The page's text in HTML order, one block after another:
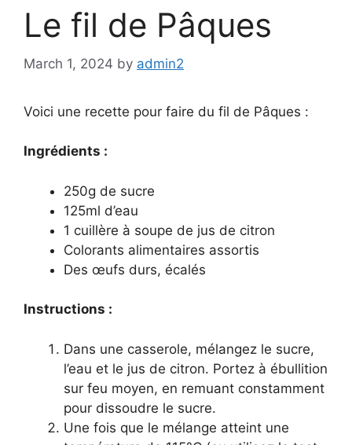
Le fil de Pâques
March 1, 2024 by admin2
Voici une recette pour faire du fil de Pâques :
Ingrédients :
250g de sucre
125ml d’eau
1 cuillère à soupe de jus de citron
Colorants alimentaires assortis
Des œufs durs, écalés
Instructions :
Dans une casserole, mélangez le sucre,
l’eau et le jus de citron. Portez à ébullition
sur feu moyen, en remuant constamment
pour dissoudre le sucre.
Une fois que le mélange atteint une